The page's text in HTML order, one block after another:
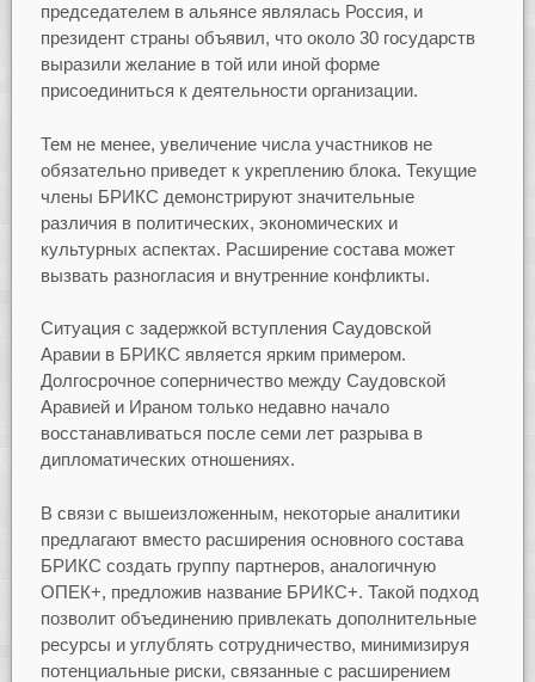
председателем в альянсе являлась Россия, и
президент страны объявил, что около 30 государств
выразили желание в той или иной форме
присоединиться к деятельности организации.
Тем не менее, увеличение числа участников не
обязательно приведет к укреплению блока. Текущие
члены БРИКС демонстрируют значительные
различия в политических, экономических и
культурных аспектах. Расширение состава может
вызвать разногласия и внутренние конфликты.
Ситуация с задержкой вступления Саудовской
Аравии в БРИКС является ярким примером.
Долгосрочное соперничество между Саудовской
Аравией и Ираном только недавно начало
восстанавливаться после семи лет разрыва в
дипломатических отношениях.
В связи с вышеизложенным, некоторые аналитики
предлагают вместо расширения основного состава
БРИКС создать группу партнеров, аналогичную
ОПЕК+, предложив название БРИКС+. Такой подход
позволит объединению привлекать дополнительные
ресурсы и углублять сотрудничество, минимизируя
потенциальные риски, связанные с расширением